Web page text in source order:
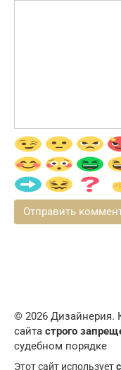
© 2026 Дизайнерия.
сайта строго
судебном порядке
Этот сайт использует